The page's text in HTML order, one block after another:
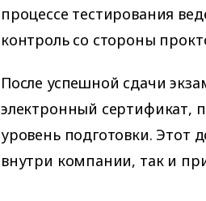
процессе тестирования
контроль со стороны
После успешной сдачи
электронный сертификат,
уровень подготовки. Этот
внутри компании, так и